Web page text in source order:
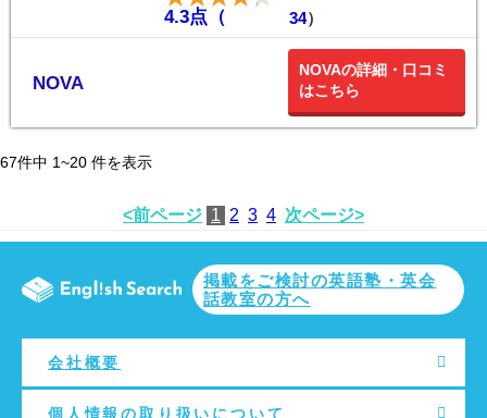
4.3点（ 34）
NOVA
NOVAの詳細・口コミ
はこちら
67件中 1~20 件を表示
<前ページ 1 2 3 4 次ページ>
掲載をご検討の英語塾・英会
話教室の方へ
会社概要
個人情報の取り扱いについて